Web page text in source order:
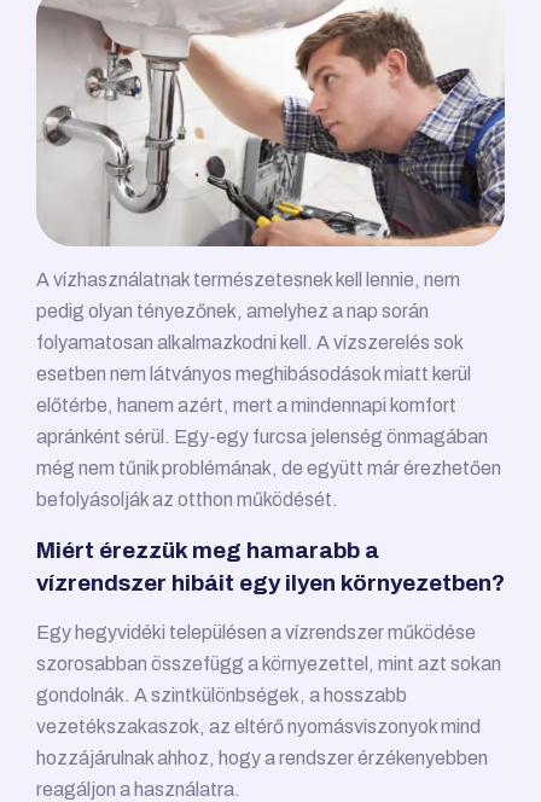
A vízhasználatnak természetesnek kell lennie, nem
pedig olyan tényezőnek, amelyhez a nap során
folyamatosan alkalmazkodni kell. A vízszerelés sok
esetben nem látványos meghibásodások miatt kerül
előtérbe, hanem azért, mert a mindennapi komfort
apránként sérül. Egy-egy furcsa jelenség önmagában
még nem tűnik problémának, de együtt már érezhetően
befolyásolják az otthon működését.
Miért érezzük meg hamarabb a
vízrendszer hibáit egy ilyen környezetben?
Egy hegyvidéki településen a vízrendszer működése
szorosabban összefügg a környezettel, mint azt sokan
gondolnák. A szintkülönbségek, a hosszabb
vezetékszakaszok, az eltérő nyomásviszonyok mind
hozzájárulnak ahhoz, hogy a rendszer érzékenyebben
reagáljon a használatra.